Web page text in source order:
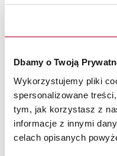
Dbamy o Twoją
Wykorzystujemy pliki
spersonalizowane
tym, jak korzystasz z
informacje z innymi
celach opisanych